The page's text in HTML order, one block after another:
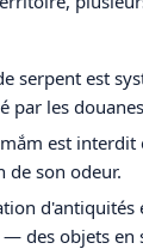
serpent est
par les
est interdit
de son odeur.
des objets en